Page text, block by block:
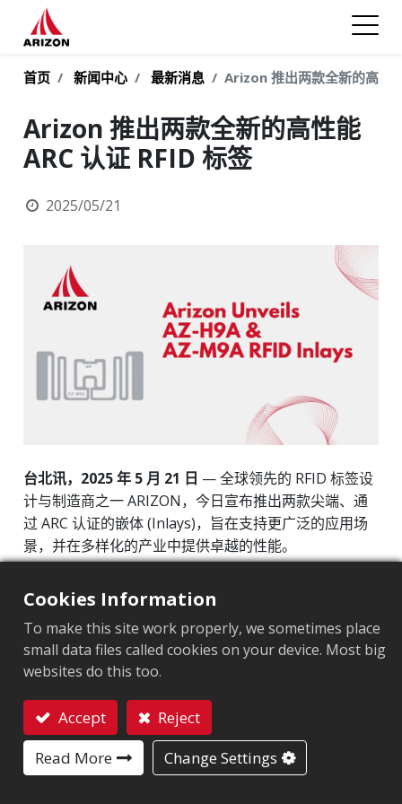
首页 新闻中心 最新消息 Arizon 推出两款全新的高性
Arizon 推出两款全新的高性能
ARC 认证 RFID 标签
2025/05/21
台北讯，2025 年 5 月 21 日 — 全球领先的 RFID 标签设
计与制造商之一 ARIZON，今日宣布推出两款尖端、通
过 ARC 认证的嵌体 (Inlays)，旨在支持更广泛的应用场
景，并在多样化的产业中提供卓越的性能。
推出下一代 RFID 创新产品
新推出的产品包括：
AZ-H9A — 专为纺织品和服饰库存管理所设计的高密度
AZ-M9A — 经优化适用于多材料应用的紧凑、多功能零
售标签
Cookies Information
To make this site work properly, we sometimes place
small data files called cookies on your device. Most big
websites do this too.
Accept
Reject
Read More
Change Settings